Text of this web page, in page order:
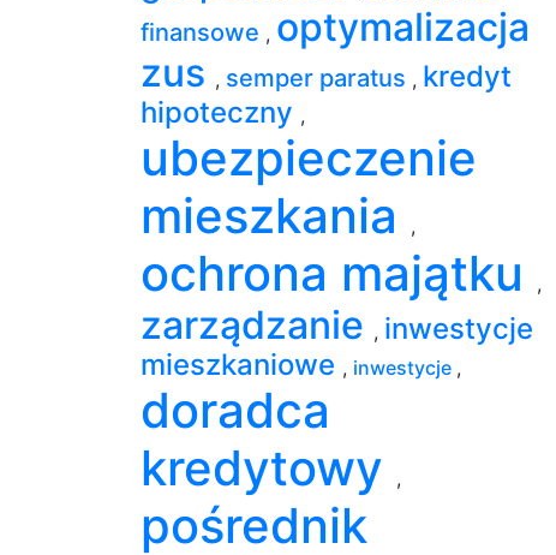
finansowe , optymalizacja
zus , semper paratus , kredyt
hipoteczny ,
ubezpieczenie
mieszkania
,
ochrona majątku ,
zarządzanie , inwestycje
mieszkaniowe , inwestycje ,
doradca
kredytowy
,
pośrednik